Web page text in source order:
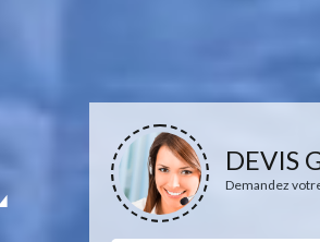
DEVIS
Demandez